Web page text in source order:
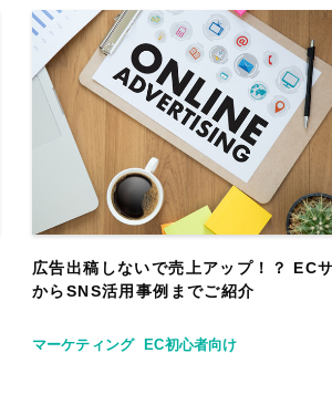
広告出稿しないで売上アップ！？ EC
からSNS活用事例までご紹介
マーケティング EC初心者向け